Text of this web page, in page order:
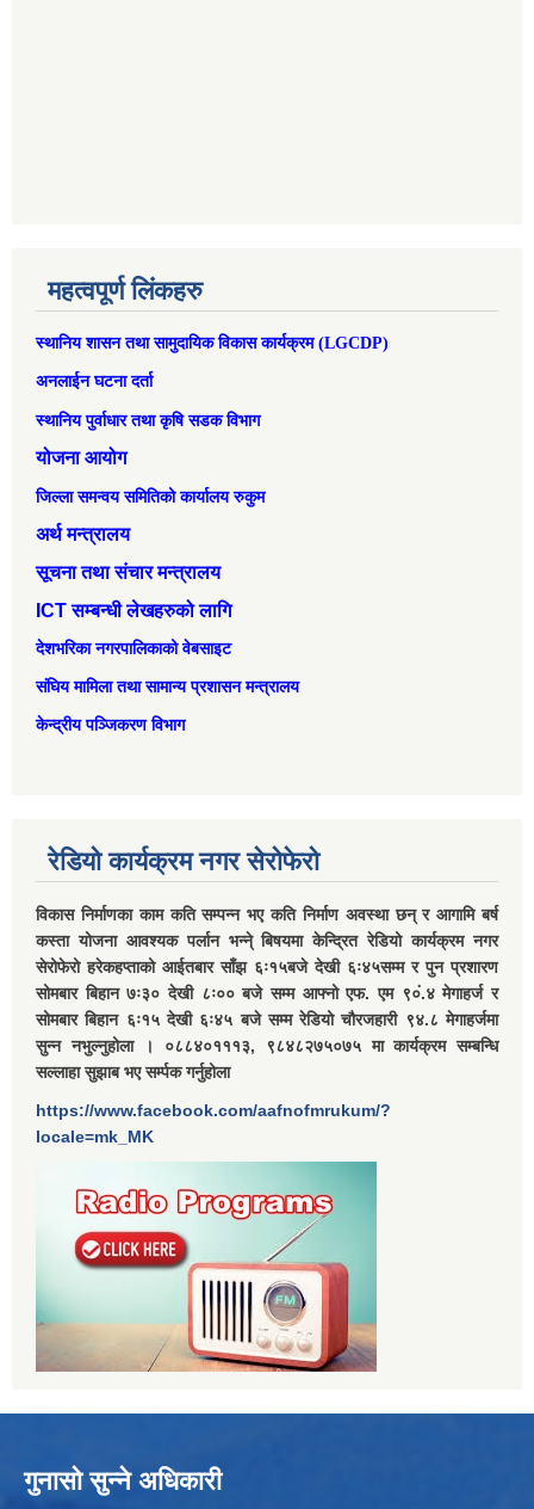
महत्वपूर्ण लिंकहरु
स्थानिय शासन तथा सामुदायिक विकास कार्यक्रम (LGCDP)
अनलाईन घटना दर्ता
स्थानिय पुर्वाधार तथा कृषि सडक विभाग
योजना आयोग
जिल्ला समन्वय समितिको कार्यालय रुकुम
अर्थ मन्त्रालय
सूचना तथा संचार मन्त्रालय
ICT सम्बन्धी लेखहरुको लागि
देशभरिका नगरपालिकाको वेबसाइट
संघिय मामिला तथा सामान्‍य प्रशासन मन्त्रालय
केन्द्रीय पञ्जिकरण विभाग
रेडियो कार्यक्रम नगर सेरोफेरो
विकास निर्माणका काम कति सम्पन्न भए कति निर्माण अवस्था छन् र आगामि बर्ष
कस्ता योजना आवश्यक पर्लान भन्ने् बिषयमा केन्द्रित रेडियो कार्यक्रम नगर
सेरोफेरो हरेकहप्ताको आईतबार साँझ ६ः१५बजे देखी ६ः४५सम्म र पुन प्रशारण
सोमबार बिहान ७ः३० देखी ८ः०० बजे सम्म आफ्नो एफ. एम ९०ं.४ मेगाहर्ज र
सोमबार बिहान ६ः१५ देखी ६ः४५ बजे सम्म रेडियो चौरजहारी ९४.८ मेगाहर्जमा
सुन्न नभुल्नुहोला । ०८८४०१११३, ९८४८२७५०७५ मा कार्यक्रम सम्बन्धि
सल्लाहा सुझाब भए सर्म्पक गर्नुहोला
https://www.facebook.com/aafnofmrukum/?
locale=mk_MK
गुनासो सुन्ने अधिकारी